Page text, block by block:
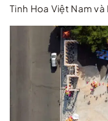
Tinh Hoa Việt Nam